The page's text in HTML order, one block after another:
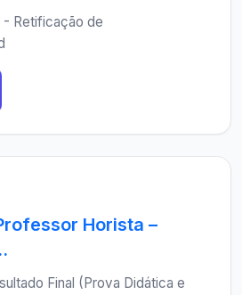
- Retificação de
Horista –
Final (Prova Didática e